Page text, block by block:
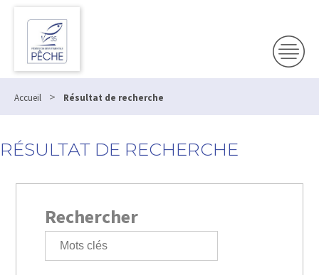
Accueil > Résultat de recherche
RÉSULTAT DE RECHERCHE
Rechercher